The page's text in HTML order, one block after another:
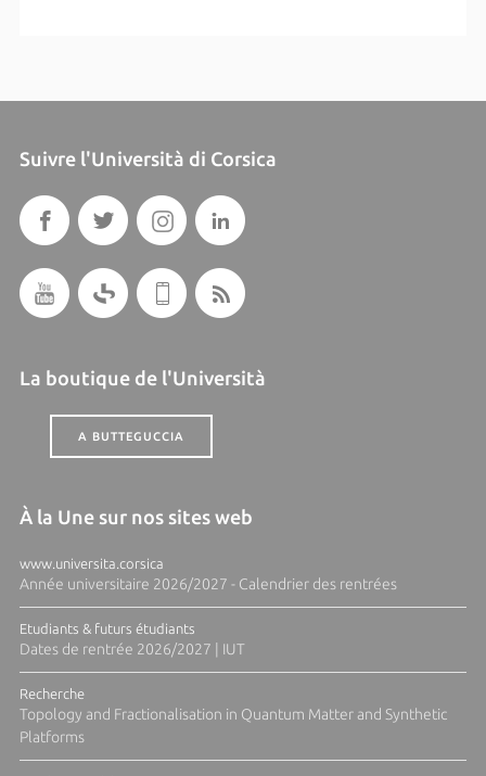
Suivre l'Università di Corsica
La boutique de l'Università
A BUTTEGUCCIA
À la Une sur nos sites web
www.universita.corsica
Année universitaire 2026/2027 - Calendrier des rentrées
Etudiants & futurs étudiants
Dates de rentrée 2026/2027 | IUT
Recherche
Topology and Fractionalisation in Quantum Matter and Synthetic
Platforms